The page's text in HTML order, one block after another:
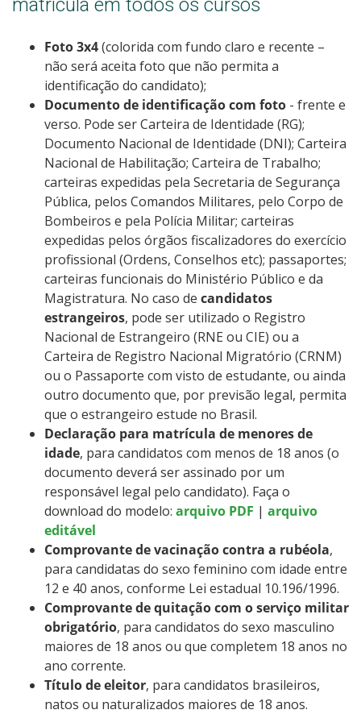
matrícula em todos os cursos
Foto 3x4(colorida com fundo claro e recente –
não será aceita foto que não permita a
identificação do candidato);
Documento de identificação com foto - frente e
verso. Pode ser Carteira de Identidade (RG);
Documento Nacional de Identidade (DNI); Carteira
Nacional de Habilitação; Carteira de Trabalho;
carteiras expedidas pela Secretaria de Segurança
Pública, pelos Comandos Militares, pelo Corpo de
Bombeiros e pela Polícia Militar; carteiras
expedidas pelos órgãos fiscalizadores do exercício
profissional (Ordens, Conselhos etc); passaportes;
carteiras funcionais do Ministério Público e da
Magistratura. No caso de candidatos
estrangeiros, pode ser utilizado o Registro
Nacional de Estrangeiro (RNE ou CIE) ou a
Carteira de Registro Nacional Migratório (CRNM)
ou o Passaporte com visto de estudante, ou ainda
outro documento que, por previsão legal, permita
que o estrangeiro estude no Brasil.
Declaração para matrícula de menores de
idade, para candidatos com menos de 18 anos (o
documento deverá ser assinado por um
responsável legal pelo candidato). Faça o
download do modelo: arquivo PDF | arquivo
editável
Comprovante de vacinação contra a rubéola,
para candidatas do sexo feminino com idade entre
12 e 40 anos, conforme Lei estadual 10.196/1996.
Comprovante de quitação com o serviço militar
obrigatório, para candidatos do sexo masculino
maiores de 18 anos ou que completem 18 anos no
ano corrente.
Título de eleitor, para candidatos brasileiros,
natos ou naturalizados maiores de 18 anos.